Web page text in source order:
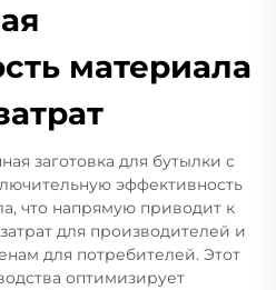
материала
заготовка для бутылки с
эффективность
что напрямую приводит к
для производителей и
для потребителей. Этот
оптимизирует